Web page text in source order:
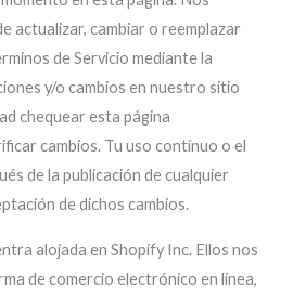
actualizar, cambiar o reemplazar
de Servicio mediante la
y/o cambios en nuestro sitio
chequear esta página
cambios. Tu uso contínuo o el
de la publicación de cualquier
de dichos cambios.
alojada en Shopify Inc. Ellos nos
de comercio electrónico en línea,